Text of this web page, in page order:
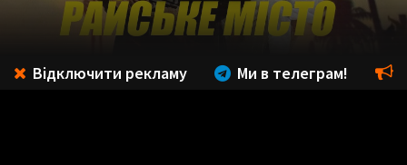
Відключити рекламу Ми в телеграм!